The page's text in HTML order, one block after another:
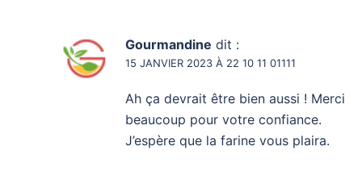
Gourmandine dit :
15 JANVIER 2023 À 22 10 11 01111
Ah ça devrait être bien aussi ! Merci
beaucoup pour votre confiance.
J’espère que la farine vous plaira.